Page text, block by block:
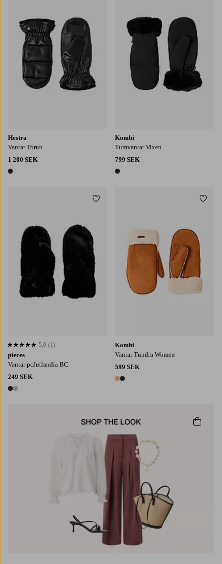
Hestra
Vantar Torun
1 200 SEK
1 färg
Kombi
Tumvantar Vixen
799 SEK
1 färg
pieces
Vantar pcJutlandia BC
249 SEK
2 färger
5,0 baserat på 1 st betyg
5,0 (1)
Lägg till i favoriter
Kombi
Vantar Tundra Women
599 SEK
2 färger